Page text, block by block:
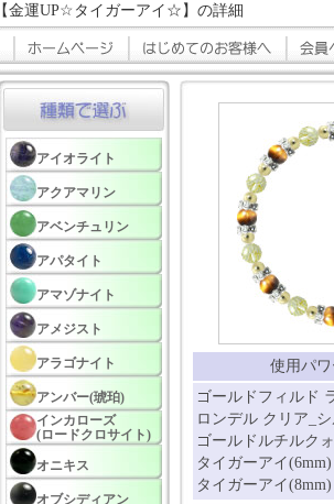
【金運UP☆タイガーアイ☆】の詳細
アイオライト
アクアマリン
アベンチュリン
アパタイト
アマゾナイト
アメジスト
アラゴナイト
アンバー(琥珀)
インカローズ
(ロードクロサイト)
オニキス
オブシディアン
使用パ
ゴールドフィルド
ロンデル クリア_
ゴールドルチルク
タイガーアイ(6mm)
タイガーアイ(8mm)